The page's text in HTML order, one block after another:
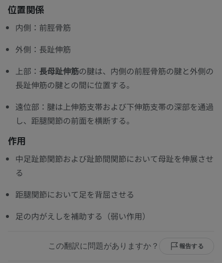
位置関係
内側：前脛骨筋
外側：長趾伸筋
上部： 長母趾伸筋の腱は、内側の前脛骨筋の腱と外側の
長趾伸筋の腱との間に位置する。
遠位部：腱は上伸筋支帯および下伸筋支帯の深部を通過
し、距腿関節の前面を横断する。
作用
中足趾節関節および趾節間関節において母趾を伸展させ
る
距腿関節において足を背屈させる
足の内がえしを補助する（弱い作用）
この翻訳に問題がありますか？ 報告する